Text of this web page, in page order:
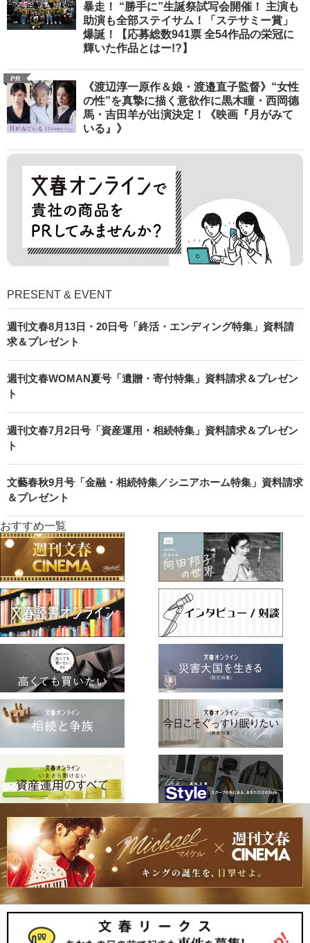
暴走！ “勝手に”生誕祭試写会開催！ 主演も
助演も全部ステイサム！「ステサミー賞」
爆誕！【応募総数941票 全54作品の栄冠に
輝いた作品とはー!?】
PR
《渡辺淳一原作＆娘・渡邉直子監督》“女性
の性”を真摯に描く意欲作に黒木瞳・西岡德
馬・吉田羊が出演決定！《映画『月がみて
いる』》
PRESENT & EVENT
週刊文春8月13日・20日号「終活・エンディング特集」資料請
求＆プレゼント
週刊文春WOMAN夏号「遺贈・寄付特集」資料請求＆プレゼン
ト
週刊文春7月2日号「資産運用・相続特集」資料請求＆プレゼン
ト
文藝春秋9月号「金融・相続特集／シニアホーム特集」資料請求
＆プレゼント
おすすめ一覧